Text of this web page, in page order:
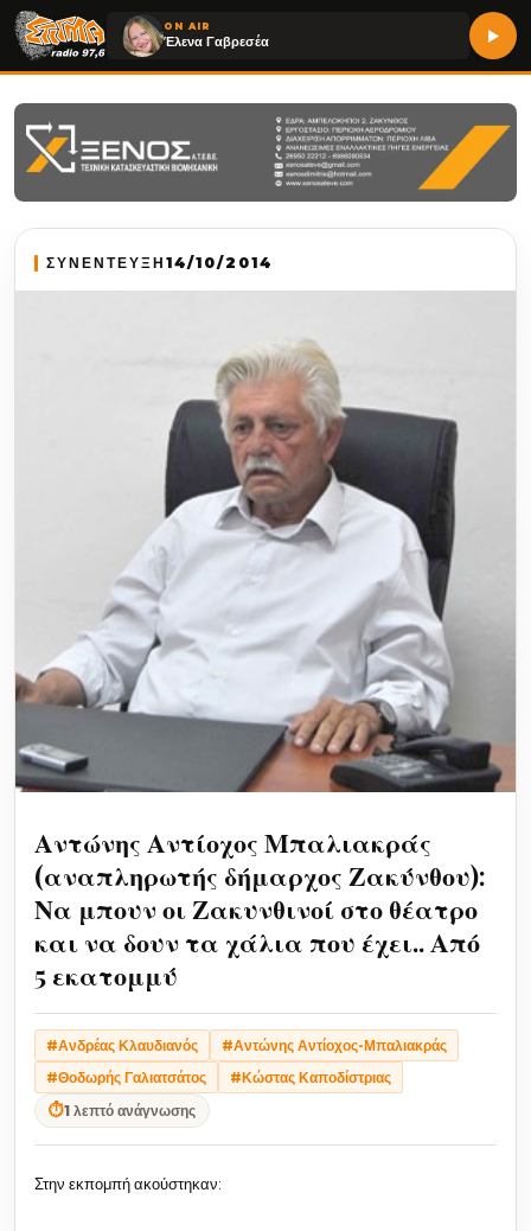
ON AIR
Έλενα Γαβρεσέα
ΣΥΝΕΝΤΕΥΞΗ 14/10/2014
Αντώνης Αντίοχος Μπαλιακράς
(αναπληρωτής δήμαρχος Ζακύνθου):
Να μπουν οι Ζακυνθινοί στο θέατρο
και να δουν τα χάλια που έχει.. Από
5 εκατομμύ
#Ανδρέας Κλαυδιανός
#Αντώνης Αντίοχος-Μπαλιακράς
#Θοδωρής Γαλιατσάτος
#Κώστας Καποδίστριας
⏱1 λεπτό ανάγνωσης
Στην εκπομπή ακούστηκαν: